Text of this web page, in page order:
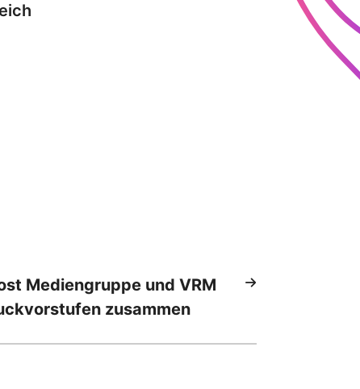
Mediengruppe und VRM
zusammen